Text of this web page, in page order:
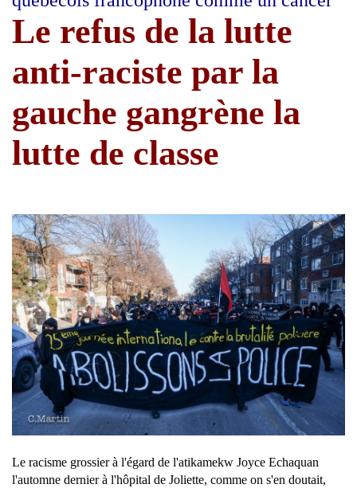
Le refus de la lutte
anti-raciste par la
gauche gangrène la
lutte de classe
Le racisme grossier à l'égard de l'atikamekw Joyce Echaquan
l'automne dernier à l'hôpital de Joliette, comme on s'en doutait,